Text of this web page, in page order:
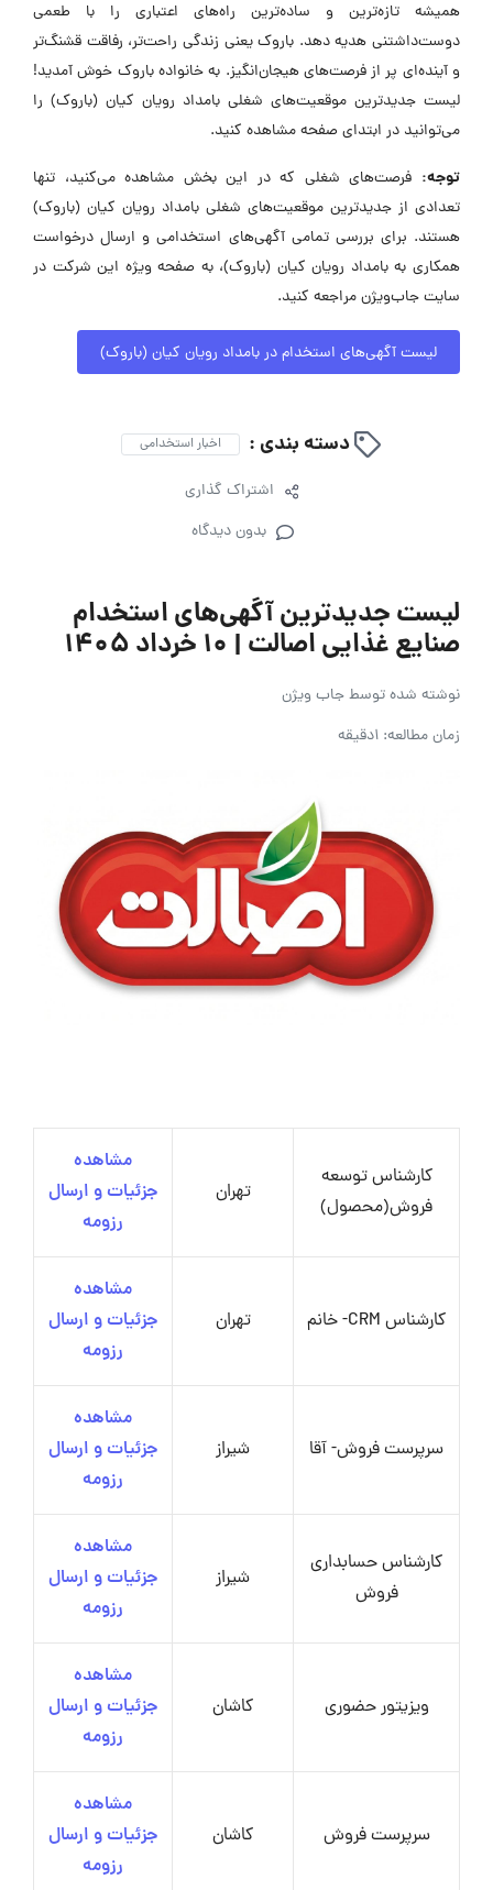
همیشه تازه‌ترین و ساده‌ترین راه‌های اعتباری را با طعمی
دوست‌داشتنی هدیه دهد. باروک یعنی زندگی راحت‌تر، رفاقت قشنگ‌تر
و آینده‌ای پر از فرصت‌های هیجان‌انگیز. به خانواده باروک خوش آمدید!
لیست جدیدترین موقعیت‌های شغلی بامداد رویان کیان (باروک) را
می‌توانید در ابتدای صفحه مشاهده کنید.
توجه: فرصت‌های شغلی که در این بخش مشاهده می‌کنید، تنها
تعدادی از جدیدترین موقعیت‌های شغلی بامداد رویان کیان (باروک)
هستند. برای بررسی تمامی آگهی‌های استخدامی و ارسال درخواست
همکاری به بامداد رویان کیان (باروک)، به صفحه ویژه این شرکت در
سایت جاب‌ویژن مراجعه کنید.
لیست آگهی‌های استخدام در بامداد رویان کیان (باروک)
دسته بندی : اخبار استخدامی
اشتراک گذاری
بدون دیدگاه
لیست جدیدترین آگهی‌های استخدام
صنایع غذایی اصالت | ۱۰ خرداد ۱۴۰۵
نوشته شده توسطجاب ویژن
زمان مطالعه: 1دقیقه
کارشناس توسعه
فروش(محصول)
تهران
مشاهده
جزئیات و ارسال
رزومه
کارشناس CRM- خانم تهران
مشاهده
جزئیات و ارسال
رزومه
سرپرست فروش- آقا شیراز
مشاهده
جزئیات و ارسال
رزومه
کارشناس حسابداری
فروش
شیراز
مشاهده
جزئیات و ارسال
رزومه
ویزیتور حضوری کاشان
مشاهده
جزئیات و ارسال
رزومه
سرپرست فروش کاشان
مشاهده
جزئیات و ارسال
رزومه